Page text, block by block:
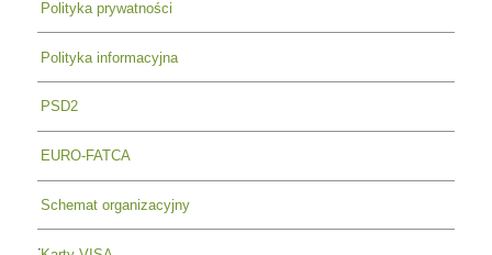
Polityka prywatności
Polityka informacyjna
PSD2
EURO-FATCA
Schemat organizacyjny